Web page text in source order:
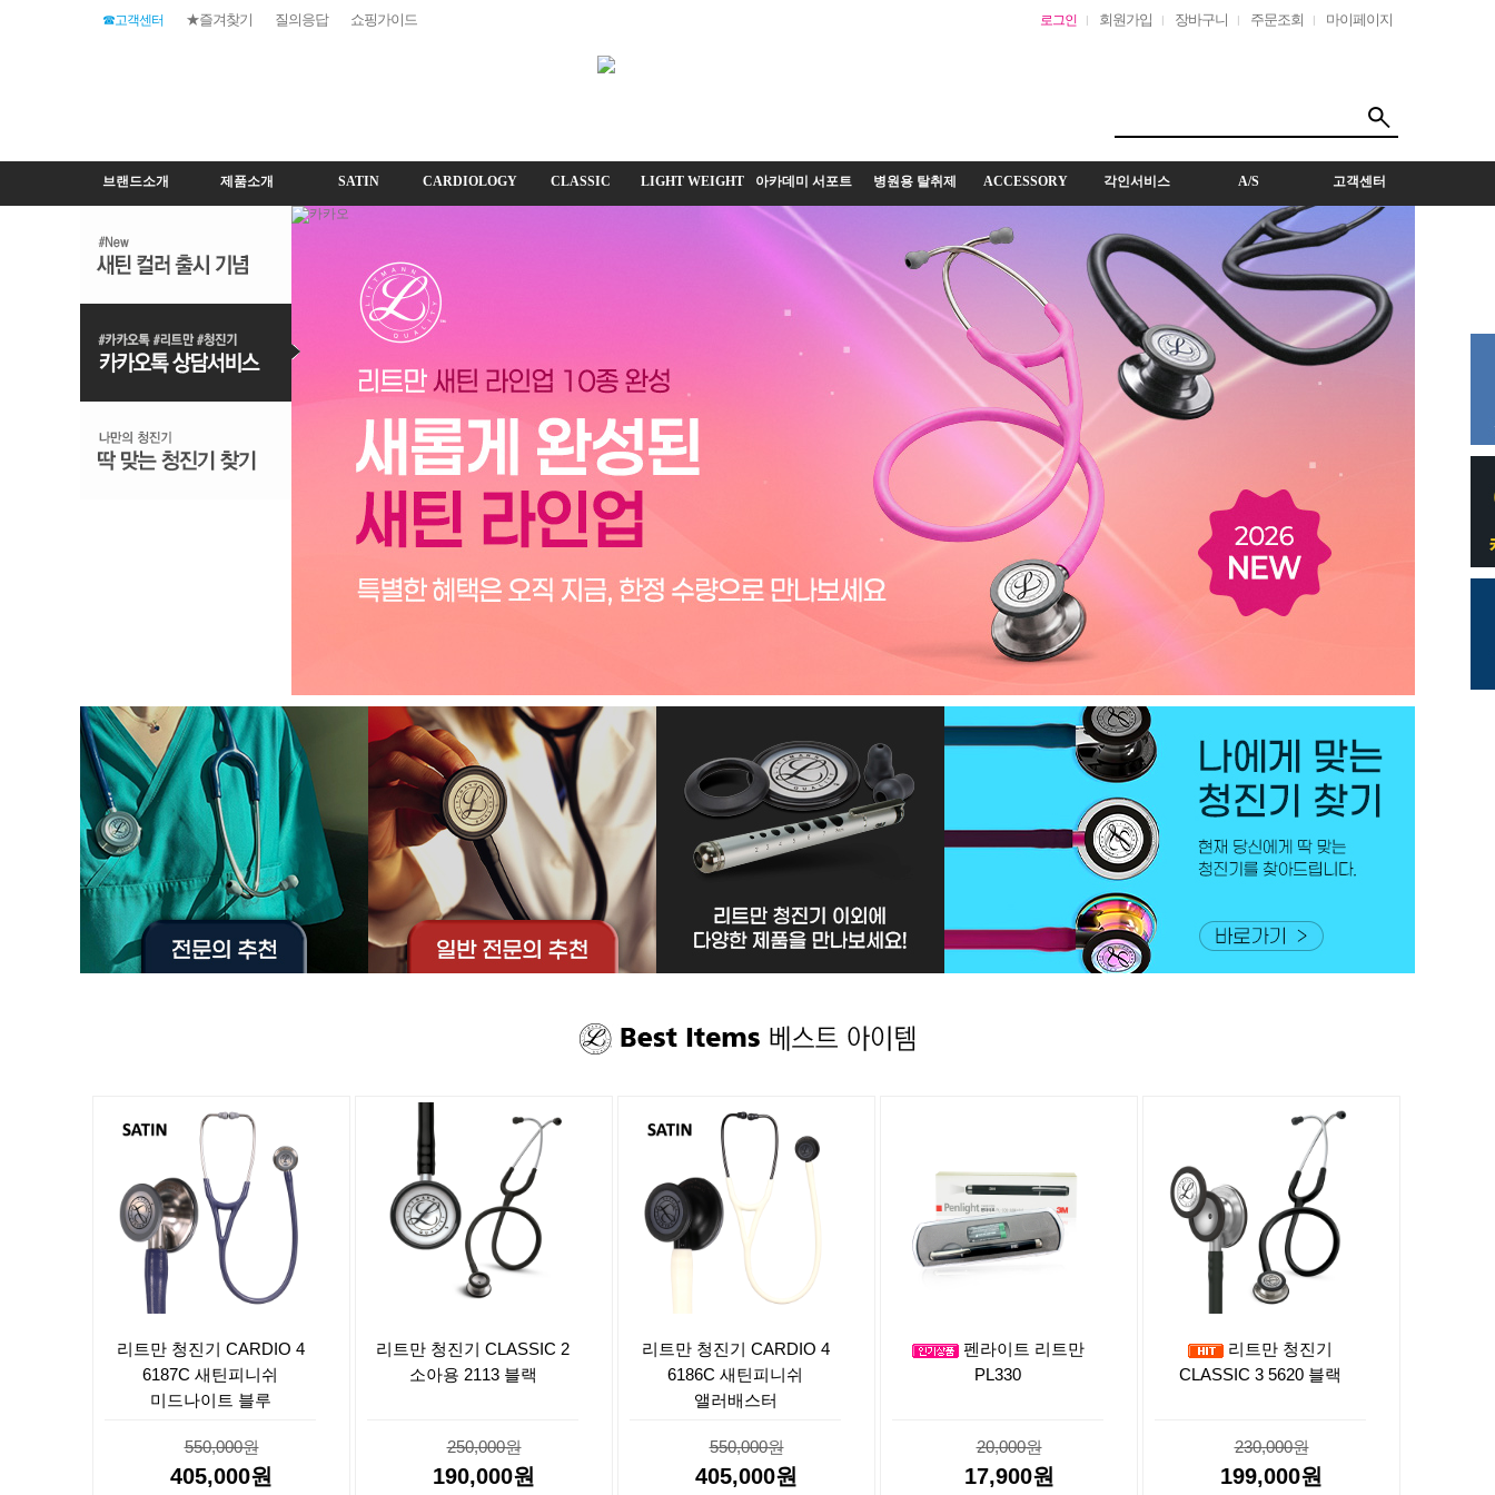
로그인 회원가입 장바구니 주문조회 마이페이지
☎고객센터 ★즐겨찾기 질의응답 쇼핑가이드
브랜드소개 제품소개 SATIN CARDIOLOGY CLASSIC LIGHT WEIGHT 아카데미 서포트 병원용 탈취제 ACCESSORY 각인서비스 A/S 고객센터
리트만 청진기 CARDIO 4
6187C 새틴피니쉬
미드나이트 블루
550,000원
405,000원
리트만 청진기 CLASSIC 2
소아용 2113 블랙
250,000원
190,000원
리트만 청진기 CARDIO 4
6186C 새틴피니쉬
앨러배스터
550,000원
405,000원
펜라이트 리트만
PL330
20,000원
17,900원
리트만 청진기
CLASSIC 3 5620 블랙
230,000원
199,000원